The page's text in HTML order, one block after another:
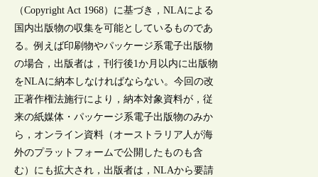
（Copyright Act 1968）に基づき，NLAによる
国内出版物の収集を可能としているものであ
る。例えば印刷物やパッケージ系電子出版物
の場合，出版者は，刊行後1か月以内に出版物
をNLAに納本しなければならない。今回の改
正著作権法施行により，納本対象資料が，従
来の紙媒体・パッケージ系電子出版物のみか
ら，オンライン資料（オーストラリア人が海
外のプラットフォームで公開したものも含
む）にも拡大され，出版者は，NLAから要請